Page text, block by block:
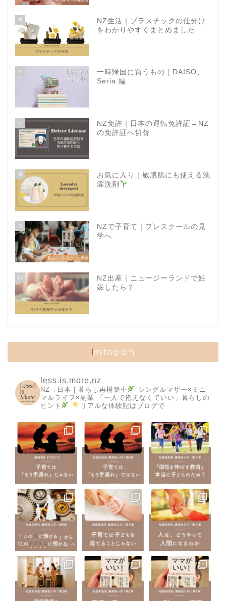
5
NZ生活｜プラスチックの仕分け
をわかりやすくまとめました
6
一時帰国に買うもの｜DAISO、
Seria 編
7
NZ免許｜日本の運転免許証→NZ
の免許証へ切替
8
お気に入り｜敏感肌にも使える洗
濯洗剤
9
NZで子育て｜プレスクールの見
学へ
10
NZ出産｜ニュージーランドで妊
娠したら？
Instagram
less.is.more.nz
NZ→日本｜暮らし再構築中
シングルマザー×ミニ
マルライフ×副業
「一人で抱えなくていい」暮らしの
ヒント
リアルな体験記はブログで